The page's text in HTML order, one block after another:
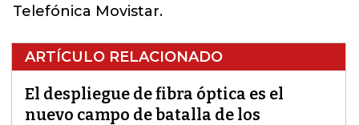
Telefónica Movistar.
ARTÍCULO RELACIONADO
El despliegue de fibra óptica es el
nuevo campo de batalla de los